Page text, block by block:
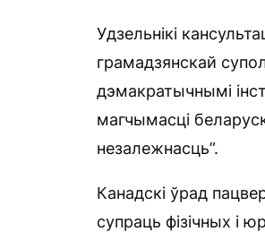
Удзельнікі
грамадзянскай
дэмакратычнымі
магчымасці
незалежнасць”.
Канадскі ўрад
супраць фізічных і